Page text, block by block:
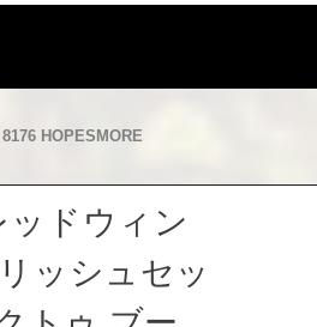
HOPESMORE
ッドウィン
ッシュセッ